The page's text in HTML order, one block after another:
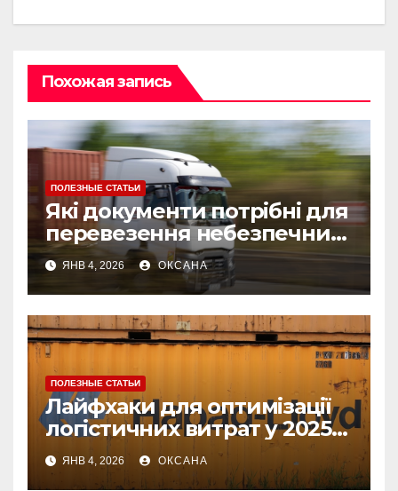
Похожая запись
ПОЛЕЗНЫЕ СТАТЬИ
Які документи потрібні для
перевезення небезпечних
вантажів: список і
рекомендації
ЯНВ 4, 2026 ОКСАНА
ПОЛЕЗНЫЕ СТАТЬИ
Лайфхаки для оптимізації
логістичних витрат у 2025
році
ЯНВ 4, 2026 ОКСАНА